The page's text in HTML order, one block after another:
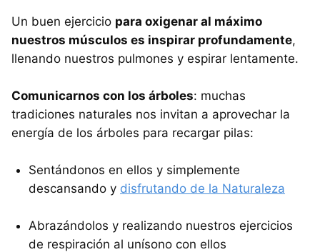
Un buen ejercicio para oxigenar al máximo
nuestros músculos es inspirar profundamente,
llenando nuestros pulmones y espirar lentamente.
Comunicarnos con los árboles: muchas
tradiciones naturales nos invitan a aprovechar la
energía de los árboles para recargar pilas:
Sentándonos en ellos y simplemente
descansando y disfrutando de la Naturaleza
Abrazándolos y realizando nuestros ejercicios
de respiración al unísono con ellos